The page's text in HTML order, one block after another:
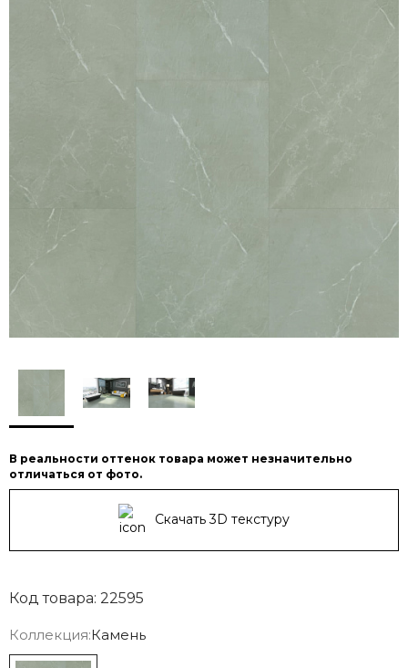
В реальности оттенок товара может незначительно
отличаться от фото.
Скачать 3D текстуру
Код товара: 22595
Коллекция:Камень